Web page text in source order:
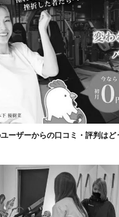
ーザーからの口コミ・評判は